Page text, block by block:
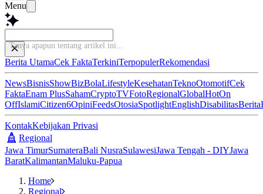
Menu
Tanya apapun tentang artikel ini...
Berita UtamaCek FaktaTerkiniTerpopulerRekomendasi
NewsBisnisShowBizBolaLifestyleKesehatanTeknoOtomotifCek
FaktaEnam PlusSahamCryptoTVFotoRegionalGlobalHotOn
OffIslamiCitizen6OpiniFeedsOtosiaSpotlightEnglishDisabilitasBerita
KontakKebijakan Privasi
Regional
Jawa TimurSumateraBali NusraSulawesiJawa Tengah - DIYJawa
BaratKalimantanMaluku-Papua
Home
Regional